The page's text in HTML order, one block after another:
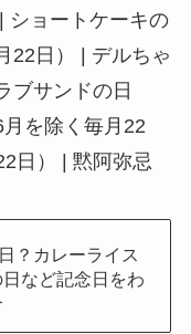
ショートケーキの
22日） | デルちゃ
ブサンドの日
月を除く毎月22
日） | 黙阿弥忌
？カレーライス
など記念日をわ